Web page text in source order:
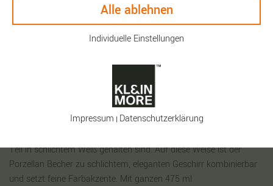
Technische Daten
So bringen Sie stilvoll Farbe auf den Frühstückstisch! Der
moderne und gradlinie Teebecher von PANTONE aus Fine-China
Porzellan wird von einer der vielen PANTONE-Farben im oberen
Teil in schlichtem Weiß gehalten sind. Auf diese Weise ist der
Porzellan Becher zu schlichtem, eleganten Geschirr kombinierbar
und setzt feine Farbakzente. Mit ganzen 475 ml
Alle ablehnen
Individuelle Einstellungen
Impressum | Daten­schutz­erklärung